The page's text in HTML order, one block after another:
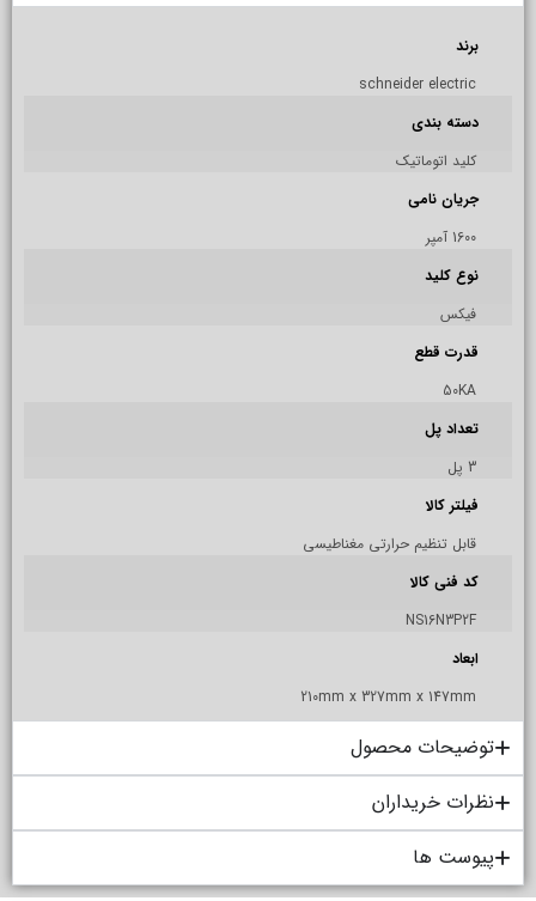
برند
schneider electric
دسته بندی
کلید اتوماتیک
جریان نامی
1600 آمپر
نوع کلید
فیکس
قدرت قطع
50KA
تعداد پل
3 پل
فیلتر کالا
قابل تنظیم حرارتی مغناطیسی
کد فنی کالا
NS16N3P2F
ابعاد
210mm x 327mm x 147mm
توضیحات محصول
نظرات خریداران
پیوست ها